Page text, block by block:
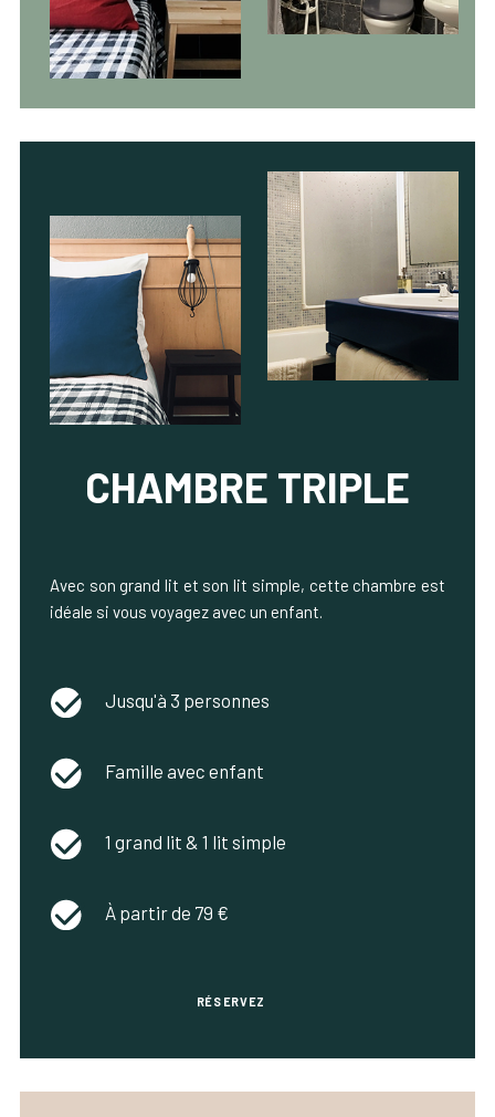
CHAMBRE TRIPLE
Avec son grand lit et son lit simple, cette chambre est
idéale si vous voyagez avec un enfant.
Jusqu'à 3 personnes
Famille avec enfant
1 grand lit & 1 lit simple
À partir de 79 €
RÉSERVEZ